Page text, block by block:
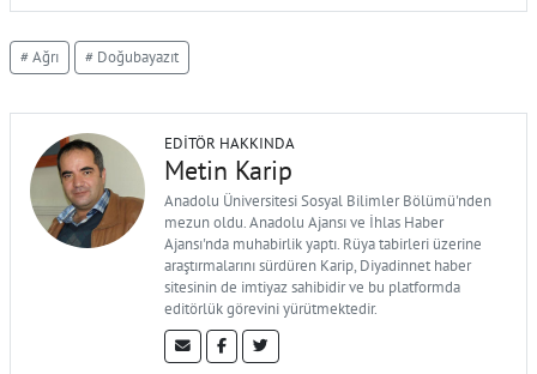
# Ağrı # Doğubayazıt
EDITÖR HAKKINDA
Metin Karip
Anadolu Üniversitesi Sosyal Bilimler Bölümü'nden
mezun oldu. Anadolu Ajansı ve İhlas Haber
Ajansı'nda muhabirlik yaptı. Rüya tabirleri üzerine
araştırmalarını sürdüren Karip, Diyadinnet haber
sitesinin de imtiyaz sahibidir ve bu platformda
editörlük görevini yürütmektedir.